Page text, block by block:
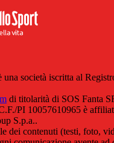
una società iscritta al
di titolarità di SOS Fanta
PI 10057610965 è
S.p.a..
dei contenuti (testi, foto,